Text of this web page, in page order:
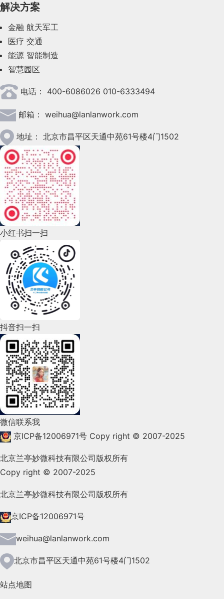
2023年7月(62)
2023年6月(58)
2023年5月(28)
2023年4月(47)
2023年3月(37)
2023年2月(90)
2023年1月(78)
2022年12月(45)
2022年11月(69)
2022年10月(51)
2022年9月(135)
2022年7月(111)
2022年6月(162)
2022年5月(143)
2022年4月(86)
2022年3月(119)
2022年2月(53)
2022年1月(99)
2021年12月(105)
2021年9月(153)
2021年8月(147)
2021年7月(149)
2021年6月(157)
2021年5月(124)
解决方案
金融 航天军工
医疗 交通
能源 智能制造
智慧园区
电话： 400-6086026 010-6333494
邮箱： weihua@lanlanwork.com
地址： 北京市昌平区天通中苑61号楼4门1502
小红书扫一扫
抖音扫一扫
微信联系我
京ICP备12006971号 Copy right © 2007-2025
北京兰亭妙微科技有限公司版权所有
Copy right © 2007-2025
北京兰亭妙微科技有限公司版权所有
京ICP备12006971号
weihua@lanlanwork.com
北京市昌平区天通中苑61号楼4门1502
站点地图